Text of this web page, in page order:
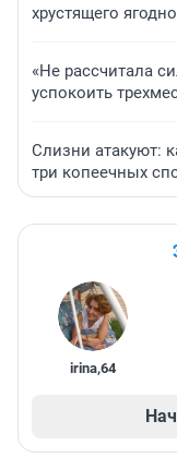
хрустящего
«Не рассчитала
успокоить
Слизни атакуют:
три копеечных
irina,64